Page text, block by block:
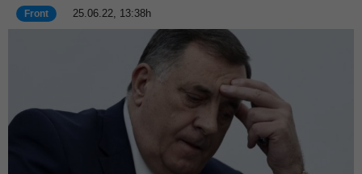
Front 25.06.22, 13:38h